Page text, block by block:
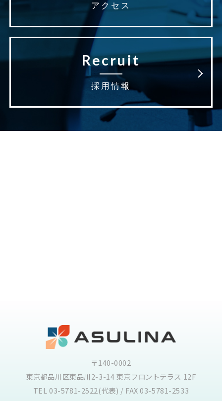
アクセス
Recruit
採用情報
〒140-0002
東京都品川区東品川2-3-14 東京フロントテラス 12F
TEL 03-5781-2522(代表) / FAX 03-5781-2533